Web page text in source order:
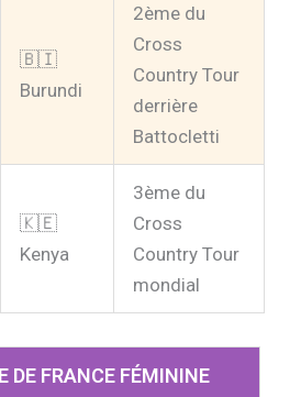
🇧🇮
Burundi
2ème du
Cross
Country Tour
derrière
Battocletti
🇰🇪
Kenya
3ème du
Cross
Country Tour
mondial
FRANCE FÉMININE